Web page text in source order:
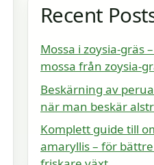
Recent
Mossa i zoysia-gräs
mossa från zoysia-
Beskärning av
när man beskär
Komplett guide till
amaryllis – för